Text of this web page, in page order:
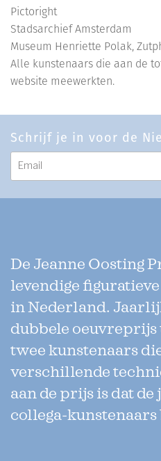
Pictoright
Stadsarchief Amsterdam
Museum Henriette Polak,
Alle kunstenaars die aan de
website meewerkten.
Schrijf je in voor de
De Jeanne Oosting
levendige
in Nederland.
dubbele oeuvreprijs
twee kunstenaars
verschillende
aan de prijs is dat
collega-kunstenaars